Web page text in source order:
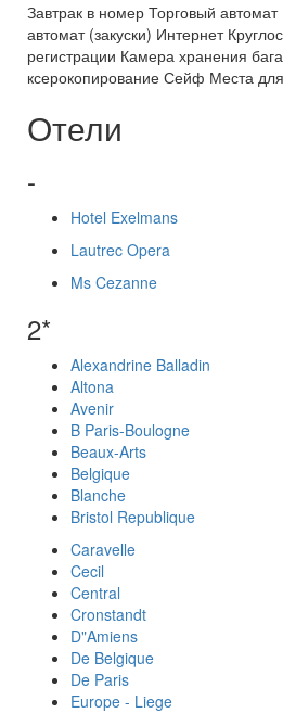
Завтрак в номер Торговый
автомат (закуски) Интернет
регистрации Камера хранения
ксерокопирование Сейф Места
Отели
-
Hotel Exelmans
Lautrec Opera
Ms Cezanne
2*
Alexandrine Balladin
Altona
Avenir
B Paris-Boulogne
Beaux-Arts
Belgique
Blanche
Bristol Republique
Caravelle
Cecil
Central
Cronstandt
D"Amiens
De Belgique
De Paris
Europe - Liege